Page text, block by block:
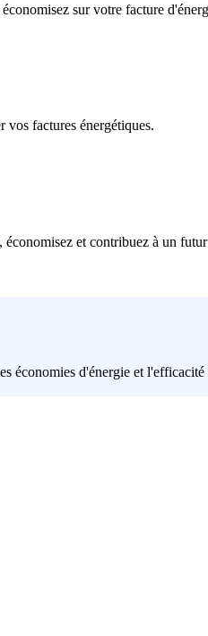
sur votre facture
vos factures énergétiques.
et contribuez à un
économies d'énergie et